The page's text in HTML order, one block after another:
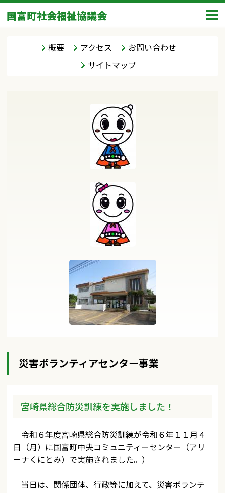
国富町社会福祉協議会
概要 アクセス
お問い合わせ
サイトマップ
災害ボランティアセンター事業
宮崎県総合防災訓練を実施しました！
令和６年度宮崎県総合防災訓練が令和６年１１月４
日（月）に国富町中央コミュニティーセンター（アリ
ーナくにとみ）で実施されました。）
当日は、関係団体、行政等に加えて、災害ボランテ